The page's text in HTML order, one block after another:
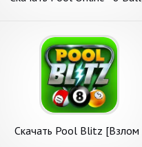
Скачать Pool Blitz [Взлом